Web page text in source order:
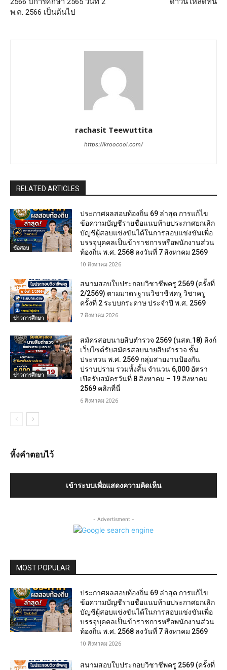
พ.ค. 2566 เป็นต้นไป
rachasit Teewuttita
https://kroocool.com/
RELATED ARTICLES
ข้อสอบ
ประกาศผลสอบท้องถิ่น 69 ล่าสุด การแก้ไข
ข้อความบัญชีรายชื่อแนบท้ายประกาศยกเลิก
บัญชีผู้สอบแข่งขันได้ในการสอบแข่งขันเพื่อ
บรรจุบุคคลเป็นข้าราชการหรือพนักงานส่วน
ท้องถิ่น พ.ศ. 2568 ลงวันที่ 7 สิงหาคม 2569
10 สิงหาคม 2026
ข่าวการศึกษา
สนามสอบใบประกอบวิชาชีพครู 2569 (ครั้งที่
2/2569) ตามมาตรฐานวิชาชีพครู วิชาครู
ครั้งที่ 2 ระบบกระดาษ ประจำปี พ.ศ. 2569
7 สิงหาคม 2026
ข่าวการศึกษา
สมัครสอบนายสิบตำรวจ 2569 (นสต.18) ลิงก์
เว็บไซต์รับสมัครสอบนายสิบตำรวจ ชั้น
ประทวน พ.ศ. 2569 กลุ่มสายงานป้องกัน
ปราบปราม รวมทั้งสิ้น จำนวน 6,000 อัตรา
เปิดรับสมัครวันที่ 8 สิงหาคม – 19 สิงหาคม
2569 คลิกที่นี่
6 สิงหาคม 2026
ทิ้งคำตอบไว้
เข้าระบบเพื่อแสดงความคิดเห็น
- Advertisment -
MOST POPULAR
ประกาศผลสอบท้องถิ่น 69 ล่าสุด การแก้ไข
ข้อความบัญชีรายชื่อแนบท้ายประกาศยกเลิก
บัญชีผู้สอบแข่งขันได้ในการสอบแข่งขันเพื่อ
บรรจุบุคคลเป็นข้าราชการหรือพนักงานส่วน
ท้องถิ่น พ.ศ. 2568 ลงวันที่ 7 สิงหาคม 2569
10 สิงหาคม 2026
สนามสอบใบประกอบวิชาชีพครู 2569 (ครั้งที่